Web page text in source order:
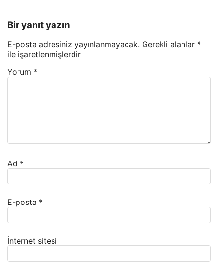
Bir yanıt yazın
E-posta adresiniz yayınlanmayacak. Gerekli alanlar *
ile işaretlenmişlerdir
Yorum *
Ad *
E-posta *
İnternet sitesi